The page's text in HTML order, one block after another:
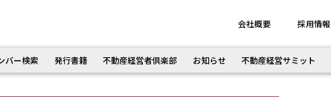
会社概要 採用情報
バー検索 発行書籍 不動産経営者倶楽部 お知らせ 不動産経営サミット